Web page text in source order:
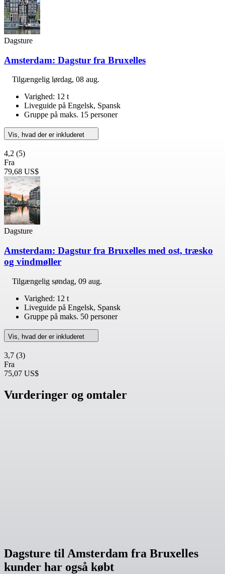
Dagsture
Amsterdam: Dagstur fra Bruxelles
Tilgængelig lørdag, 08 aug.
Varighed: 12 t
Liveguide på Engelsk, Spansk
Gruppe på maks. 15 personer
Vis, hvad der er inkluderet
4,2 (5)
Fra
79,68 US$
Dagsture
Amsterdam: Dagstur fra Bruxelles med ost, træsko
og vindmøller
Tilgængelig søndag, 09 aug.
Varighed: 12 t
Liveguide på Engelsk, Spansk
Gruppe på maks. 50 personer
Vis, hvad der er inkluderet
3,7 (3)
Fra
75,07 US$
Vurderinger og omtaler
Dagsture til Amsterdam fra Bruxelles
kunder har også købt